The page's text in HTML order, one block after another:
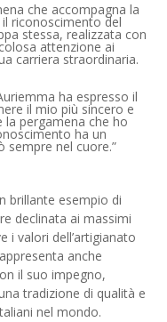
che accompagna la
riconoscimento del
stessa, realizzata con
attenzione ai
carriera straordinaria.
ha espresso il
il mio più sincero e
pergamena che ho
ha un
sempre nel cuore.”
brillante esempio di
declinata ai massimi
i valori dell’artigianato
anche
il suo impegno,
tradizione di qualità e
nel mondo.